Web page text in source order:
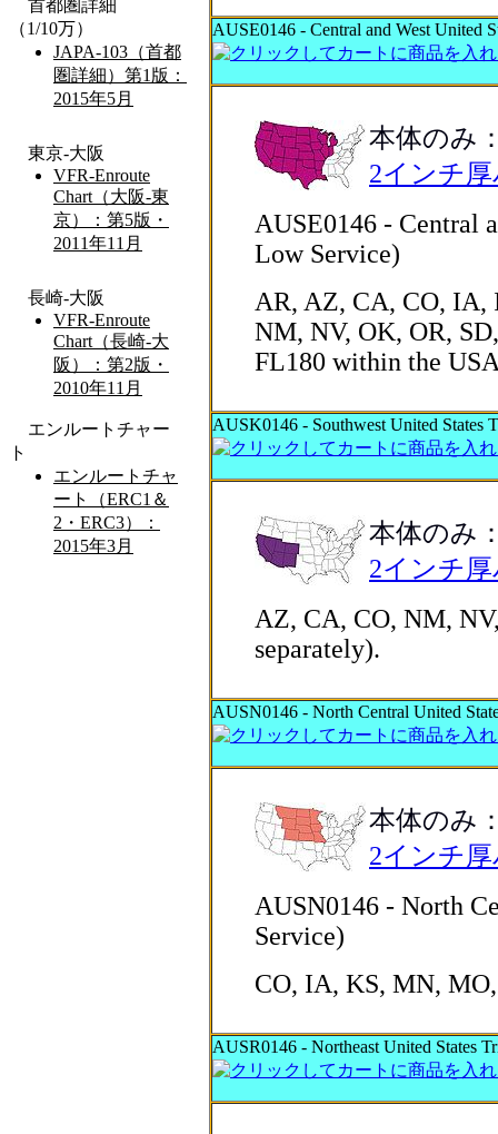
AUSE0146 - Central and West United
本体のみ
2インチ
AUSE0146 - Central
Low Service)
AR, AZ, CA, CO,
NM, NV, OK, OR,
FL180 within the
AUSK0146 - Southwest United States
本体のみ
2インチ
AZ, CA, CO, NM,
separately).
AUSN0146 - North Central United
本体のみ
2インチ
AUSN0146 - North
Service)
CO, IA, KS, MN,
AUSR0146 - Northeast United States